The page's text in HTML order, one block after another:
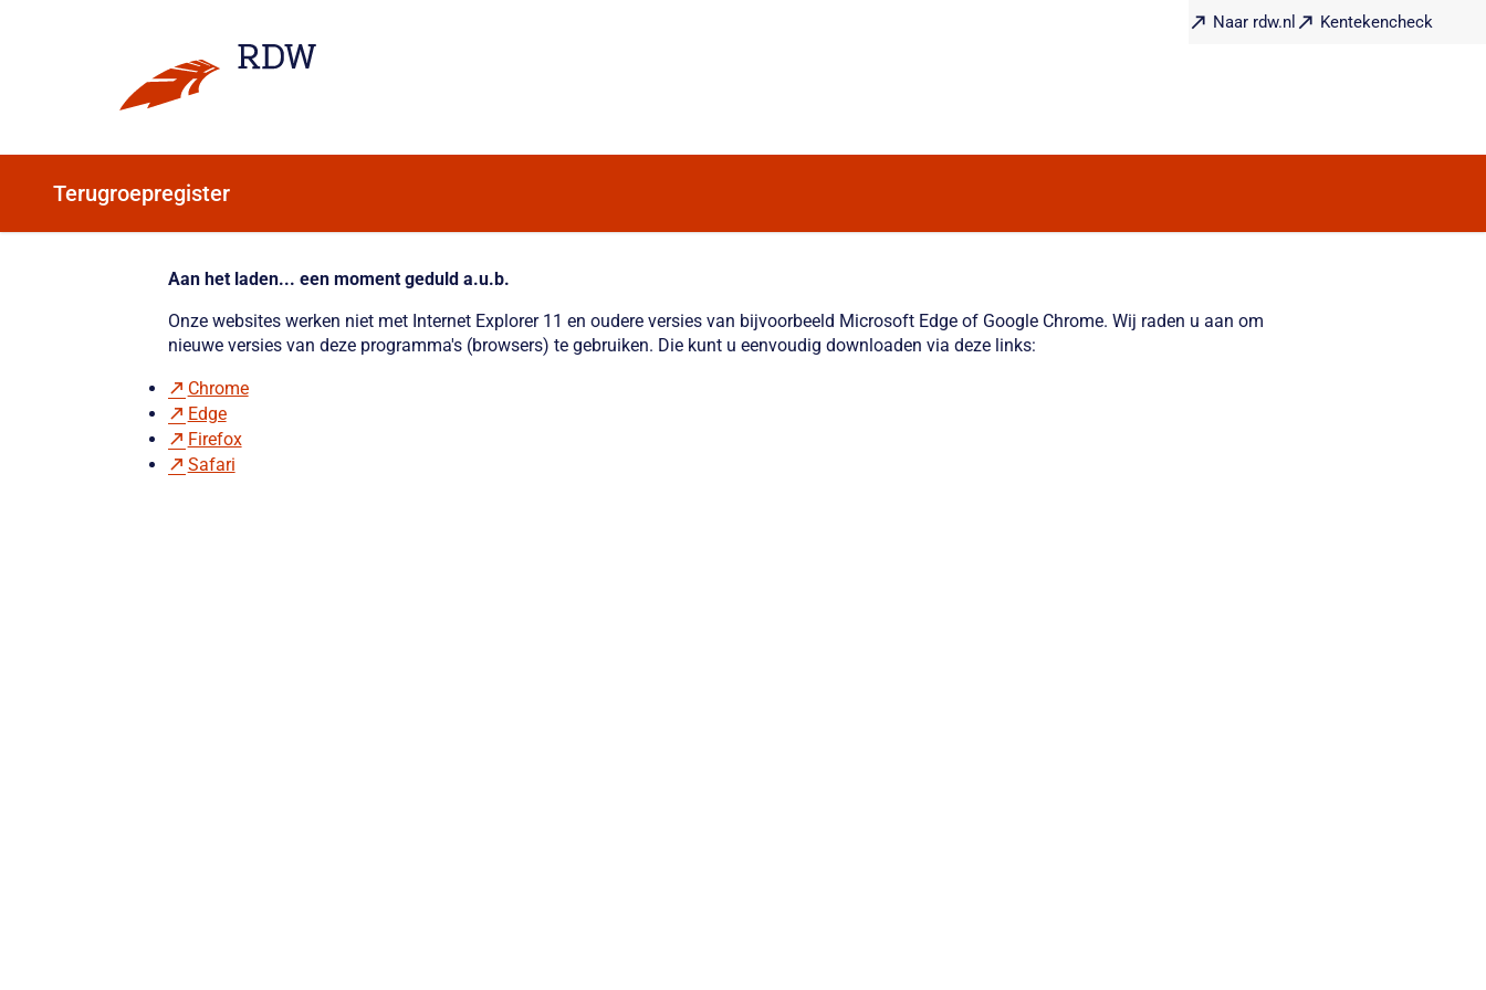
Naar rdw.nl Kentekencheck
Terugroepregister
Aan het laden... een moment geduld a.u.b.
Onze websites werken niet met Internet Explorer 11 en oudere versies van bijvoorbeeld Microsoft Edge of Google Chrome. Wij raden u aan om
nieuwe versies van deze programma's (browsers) te gebruiken. Die kunt u eenvoudig downloaden via deze links:
Chrome
Edge
Firefox
Safari